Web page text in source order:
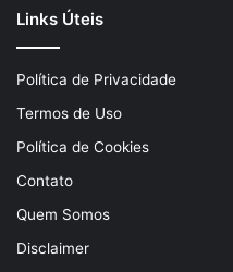
Links Úteis
Política de Privacidade
Termos de Uso
Política de Cookies
Contato
Quem Somos
Disclaimer